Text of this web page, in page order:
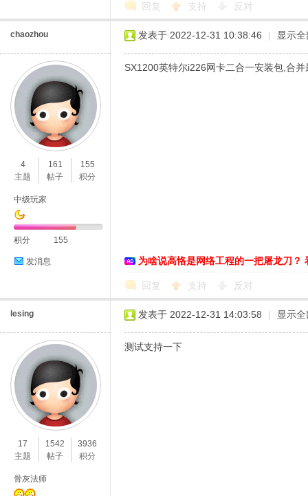
回复 支持 反对
chaozhou
4
主题
161
帖子
155
积分
中级玩家
积分 155
发消息
发表于 2022-12-31 10:38:46 | 显示
SX1200英特尔i226网卡二合一安装包,合
为啥说高恪是网络工程的一把屠龙刀？
回复 支持 反对
lesing
17
主题
1542
帖子
3936
积分
骨灰法师
发表于 2022-12-31 14:03:58 | 显示
测试支持一下